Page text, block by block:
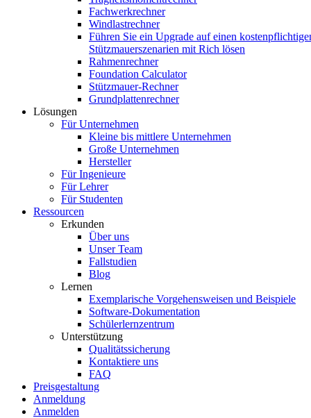
Fachwerkrechner
Windlastrechner
Führen Sie ein Upgrade auf einen
Stützmauerszenarien mit Rich lösen
Rahmenrechner
Foundation Calculator
Stützmauer-Rechner
Grundplattenrechner
Lösungen
Für Unternehmen
Kleine bis mittlere Unternehmen
Große Unternehmen
Hersteller
Für Ingenieure
Für Lehrer
Für Studenten
Ressourcen
Erkunden
Über uns
Unser Team
Fallstudien
Blog
Lernen
Exemplarische Vorgehensweisen und Beispiele
Software-Dokumentation
Schülerlernzentrum
Unterstützung
Qualitätssicherung
Kontaktiere uns
FAQ
Preisgestaltung
Anmeldung
Anmelden